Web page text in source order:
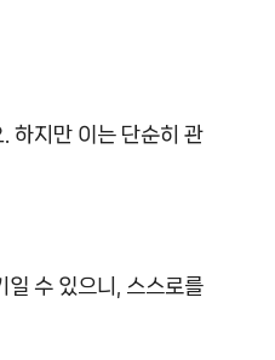
하지만 이는 단순히 관
일 수 있으니, 스스로를